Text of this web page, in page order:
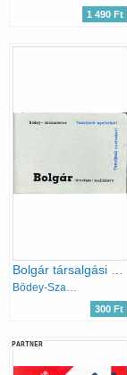
1 490 Ft
300 Ft
PARTNER